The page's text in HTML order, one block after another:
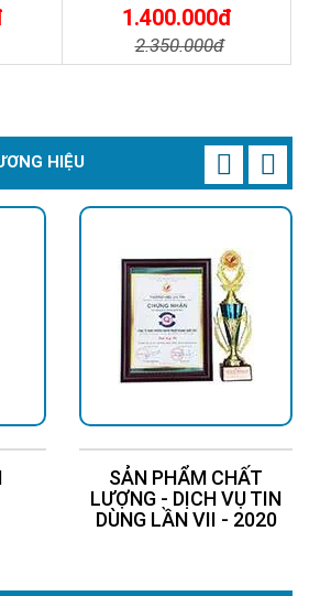
trưng bày Đèn năng lượng
tại Hoàng Quốc Bảo
TRỜI - Solar Light 300W
1.400.000đ
2.350.000đ
HIỆU
SẢN PHẨM CHẤT
LƯỢNG - DỊCH VỤ TIN
DÙNG LẦN VII - 2020